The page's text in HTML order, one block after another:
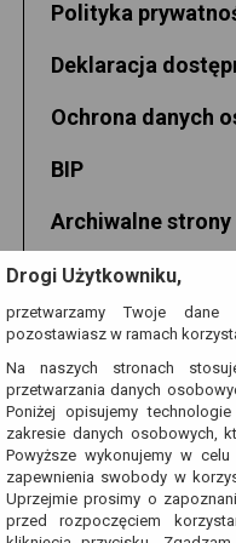
Polityka
Deklaracja
Ochrona danych
BIP
Archiwalne strony
Jerzy Grotowski
Grotowski.net
Drogi Użytkowniku,
przetwarzamy Twoje
pozostawiasz w ramach
Na naszych stronach
przetwarzania danych
Poniżej opisujemy
zakresie danych osobowych,
Powyższe wykonujemy w
zapewnienia swobody w
Uprzejmie prosimy o
przed rozpoczęciem